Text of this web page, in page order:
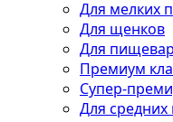
Для мелких
Для щенков
Для
Премиум
Супер-
Для